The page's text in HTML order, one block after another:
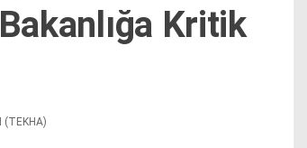
Kritik
(TEKHA)